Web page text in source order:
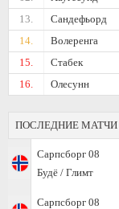
13.
Сандефьорд
14.
Волеренга
15.
Стабек
16.
Олесунн
ПОСЛЕДНИЕ МАТЧИ
Сарпсборг 08
Будё / Глимт
Сарпсборг 08